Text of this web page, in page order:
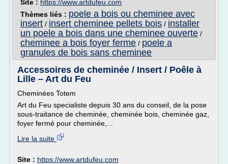
Site : https://www.artdufeu.com
Thèmes liés : poele a bois ou cheminee avec
insert / insert cheminee pellets bois / installer
un poele a bois dans une cheminee ouverte /
cheminee a bois foyer ferme / poele a
granules de bois sans cheminee
Accessoires de cheminée / Insert / Poêle à
Lille – Art du Feu
Cheminées Totem
Art du Feu specialiste depuis 30 ans du conseil, de la pose
sous-traitance de cheminée, cheminée bois, cheminée gaz,
foyer fermé pour cheminée,...
Lire la suite
Site : https://www.artdufeu.com